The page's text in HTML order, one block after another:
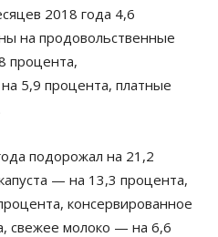
2018 года 4,6
на продовольственные
процента,
5,9 процента, платные
подорожал на 21,2
— на 13,3 процента,
консервированное
свежее молоко — на 6,6